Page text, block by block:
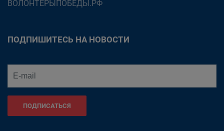
ВОЛОНТЕРЫПОБЕДЫ.РФ
ПОДПИШИТЕСЬ НА НОВОСТИ
ПОДПИСАТЬСЯ